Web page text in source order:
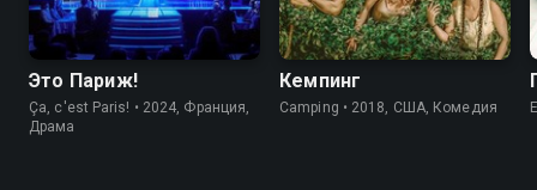
7.7 8.1
Это Париж!
Ça, c'est Paris! • 2024, Франция,
Драма
6.3 5.2
Кемпинг
Camping • 2018, США, Комедия